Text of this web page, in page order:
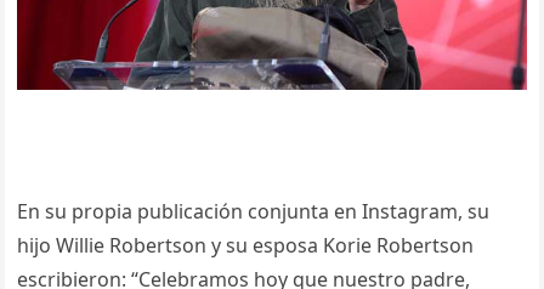
En su propia publicación conjunta en Instagram, su
hijo Willie Robertson y su esposa Korie Robertson
escribieron: “Celebramos hoy que nuestro padre,